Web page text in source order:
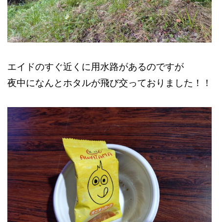
エイドのすぐ近くに用水路があるのですが
夜中になんとホタルが飛び交っておりました！！